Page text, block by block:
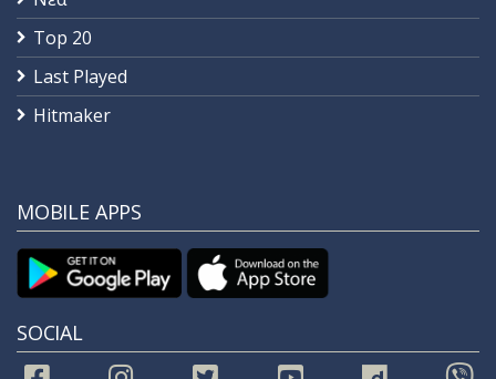
Top 20
Last Played
Hitmaker
MOBILE APPS
SOCIAL